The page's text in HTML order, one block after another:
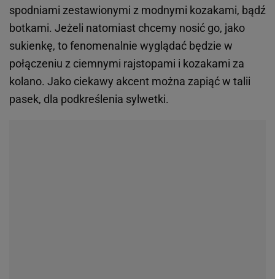
spodniami zestawionymi z modnymi kozakami, bądź
botkami. Jeżeli natomiast chcemy nosić go, jako
sukienkę, to fenomenalnie wyglądać będzie w
połączeniu z ciemnymi rajstopami i kozakami za
kolano. Jako ciekawy akcent można zapiąć w talii
pasek, dla podkreślenia sylwetki.